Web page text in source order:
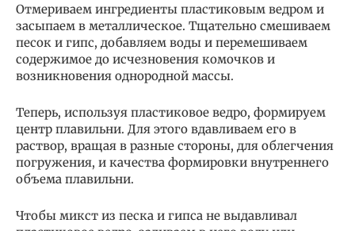
Отмериваем ингредиенты пластиковым ведром и
засыпаем в металлическое. Тщательно смешиваем
песок и гипс, добавляем воды и перемешиваем
содержимое до исчезновения комочков и
возникновения однородной массы.
Теперь, используя пластиковое ведро, формируем
центр плавильни. Для этого вдавливаем его в
раствор, вращая в разные стороны, для облегчения
погружения, и качества формировки внутреннего
объема плавильни.
Чтобы микст из песка и гипса не выдавливал